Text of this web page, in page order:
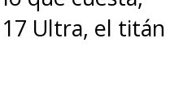
los
Ultra, el titán